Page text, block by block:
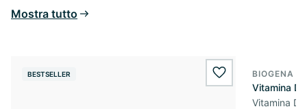
Mostra tutto
BESTSELLER wishlist.add
BIOGENA
Vitamina
Vitamina